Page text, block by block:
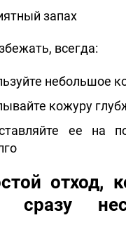
запах
всегда:
небольшое
кожуру
ее на
отход,
сразу